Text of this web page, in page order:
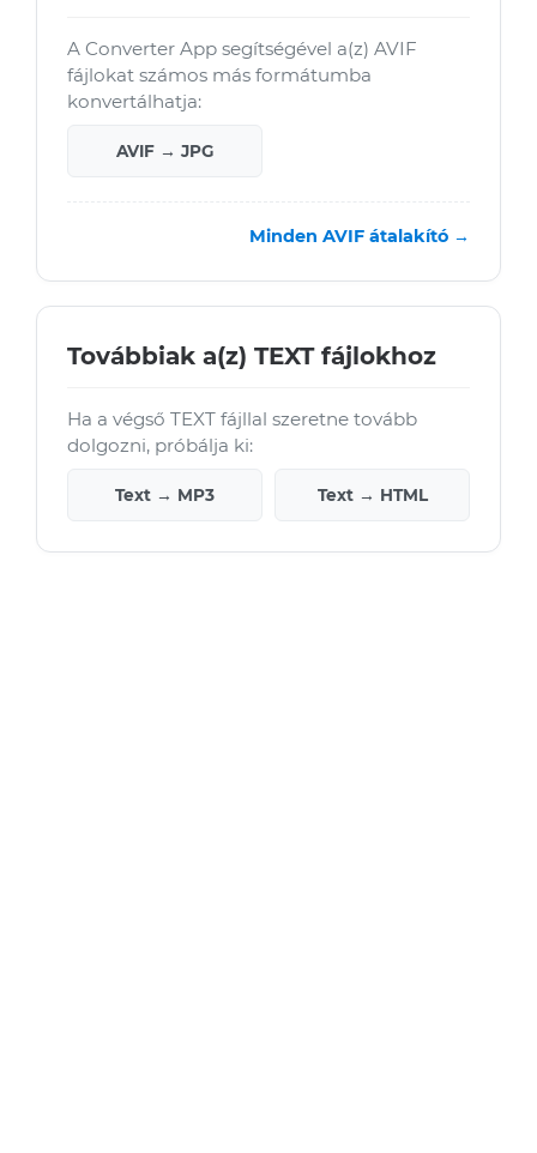
A Converter App segítségével a(z) AVIF
fájlokat számos más formátumba
konvertálhatja:
AVIF → JPG
Minden AVIF átalakító →
Továbbiak a(z) TEXT fájlokhoz
Ha a végső TEXT fájllal szeretne tovább
dolgozni, próbálja ki:
Text → MP3 Text → HTML